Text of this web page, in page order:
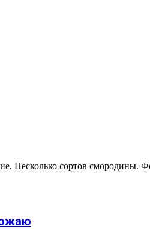
Несколько сортов смородины.